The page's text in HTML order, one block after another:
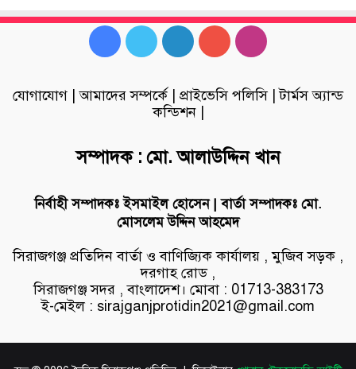
FacebookTwitterLinkedInYouTubeInstagram
যোগাযোগ |আমাদের সম্পর্কে প্রাইভেসি পলিসি|টার্মস অ্যান্ড
কন্ডিশন|
সম্পাদক : মো. আলাউদ্দিন খান
নির্বাহী সম্পাদকঃ ইসমাইল হোসেন | বার্তা সম্পাদকঃ মো.
মোসলেম উদ্দিন আহমেদ
সিরাজগঞ্জ প্রতিদিন বার্তা ও বাণিজ্যিক কার্যালয় , মুজিব সড়ক ,
দরগাহ রোড ,
সিরাজগঞ্জ সদর , বাংলাদেশ। মোবা : 01713-383173
ই-মেইল : sirajganjprotidin2021@gmail.com